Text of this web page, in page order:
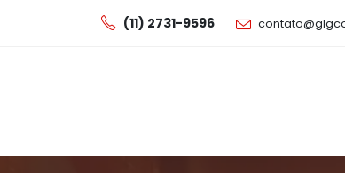
(11) 2731-9596